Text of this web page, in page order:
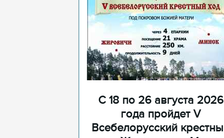
С 18 по 26 августа 2026
года пройдет V
Всебелорусский